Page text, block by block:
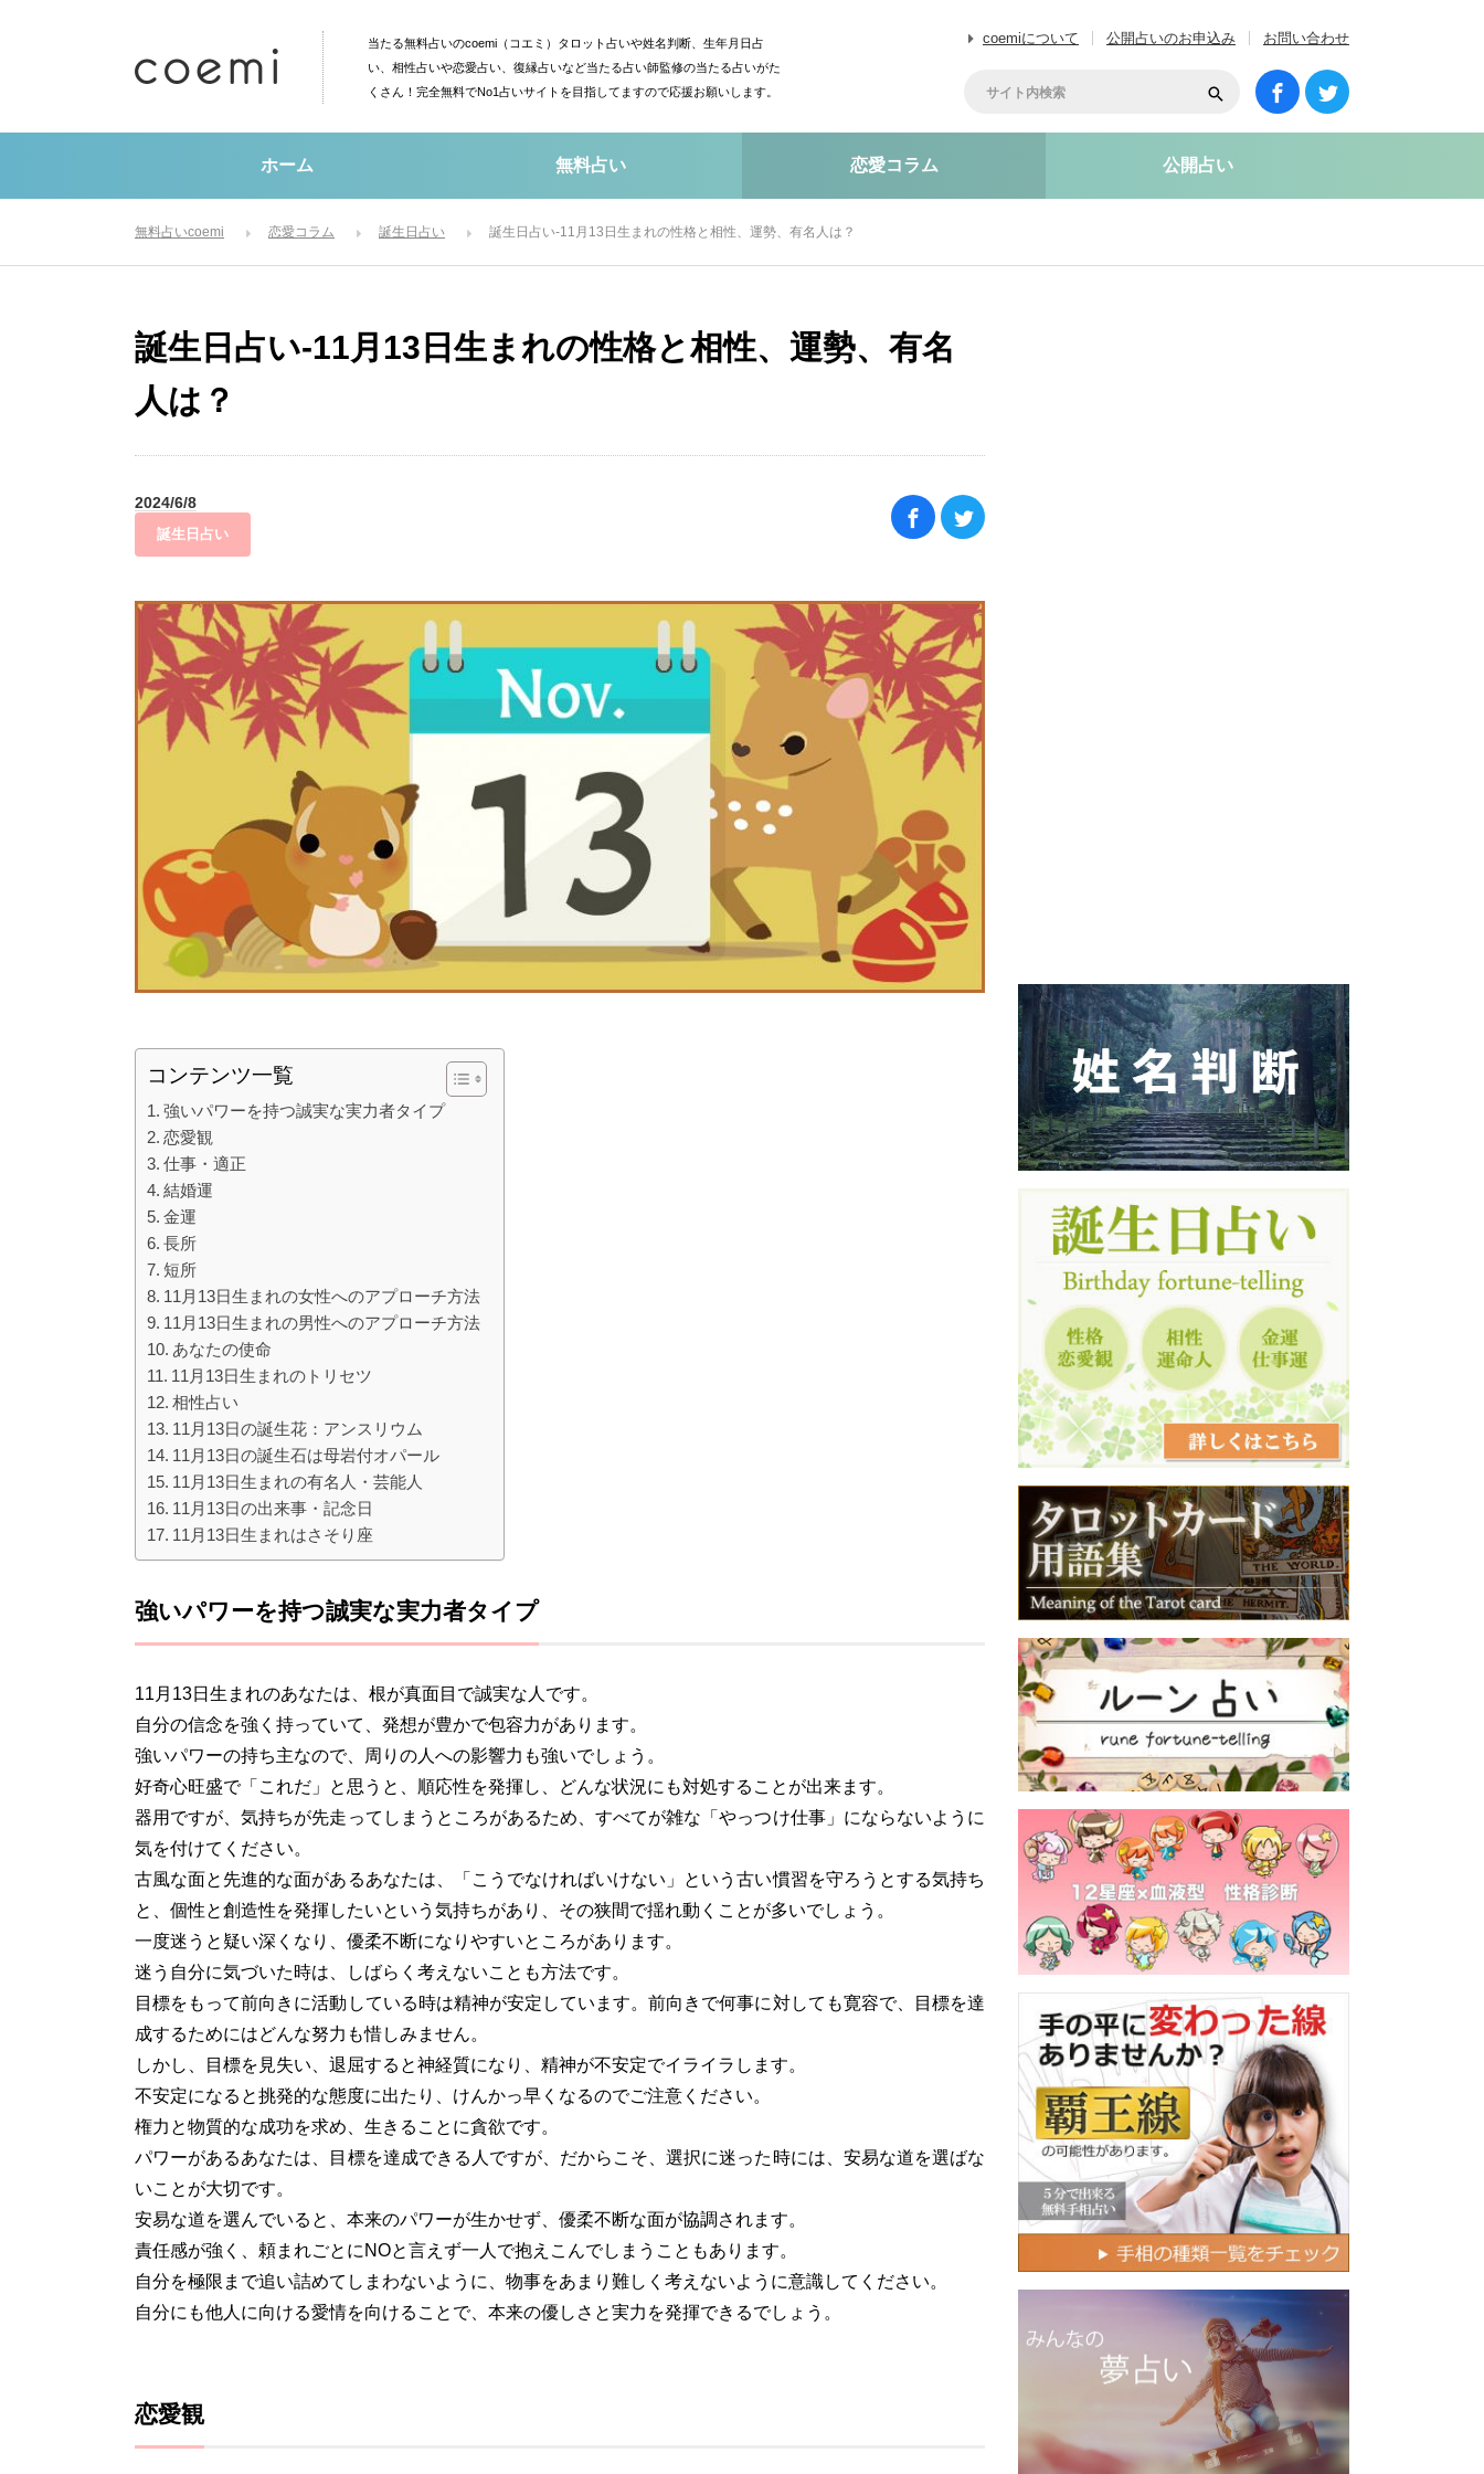
当たる無料占いのcoemi（コエミ）タロット占いや姓名判断、生年月日占
い、相性占いや恋愛占い、復縁占いなど当たる占い師監修の当たる占いがた
くさん！完全無料でNo1占いサイトを目指してますので応援お願いします。
coemiについて 公開占いのお申込み お問い合わせ
ホーム 無料占い 恋愛コラム 公開占い
無料占いcoemi 恋愛コラム 誕生日占い 誕生日占い-11月13日生まれの性格と相性、運勢、有名人は？
誕生日占い-11月13日生まれの性格と相性、運勢、有名
人は？
2024/6/8
誕生日占い
コンテンツ一覧
強いパワーを持つ誠実な実力者タイプ
恋愛観
仕事・適正
結婚運
金運
長所
短所
11月13日生まれの女性へのアプローチ方法
11月13日生まれの男性へのアプローチ方法
あなたの使命
11月13日生まれのトリセツ
相性占い
11月13日の誕生花：アンスリウム
11月13日の誕生石は母岩付オパール
11月13日生まれの有名人・芸能人
11月13日の出来事・記念日
11月13日生まれはさそり座
強いパワーを持つ誠実な実力者タイプ
11月13日生まれのあなたは、根が真面目で誠実な人です。
自分の信念を強く持っていて、発想が豊かで包容力があります。
強いパワーの持ち主なので、周りの人への影響力も強いでしょう。
好奇心旺盛で「これだ」と思うと、順応性を発揮し、どんな状況にも対処することが出来ます。
器用ですが、気持ちが先走ってしまうところがあるため、すべてが雑な「やっつけ仕事」にならないように
気を付けてください。
古風な面と先進的な面があるあなたは、「こうでなければいけない」という古い慣習を守ろうとする気持ち
と、個性と創造性を発揮したいという気持ちがあり、その狭間で揺れ動くことが多いでしょう。
一度迷うと疑い深くなり、優柔不断になりやすいところがあります。
迷う自分に気づいた時は、しばらく考えないことも方法です。
目標をもって前向きに活動している時は精神が安定しています。前向きで何事に対しても寛容で、目標を達
成するためにはどんな努力も惜しみません。
しかし、目標を見失い、退屈すると神経質になり、精神が不安定でイライラします。
不安定になると挑発的な態度に出たり、けんかっ早くなるのでご注意ください。
権力と物質的な成功を求め、生きることに貪欲です。
パワーがあるあなたは、目標を達成できる人ですが、だからこそ、選択に迷った時には、安易な道を選ばな
いことが大切です。
安易な道を選んでいると、本来のパワーが生かせず、優柔不断な面が協調されます。
責任感が強く、頼まれごとにNOと言えず一人で抱えこんでしまうこともあります。
自分を極限まで追い詰めてしまわないように、物事をあまり難しく考えないように意識してください。
自分にも他人に向ける愛情を向けることで、本来の優しさと実力を発揮できるでしょう。
恋愛観